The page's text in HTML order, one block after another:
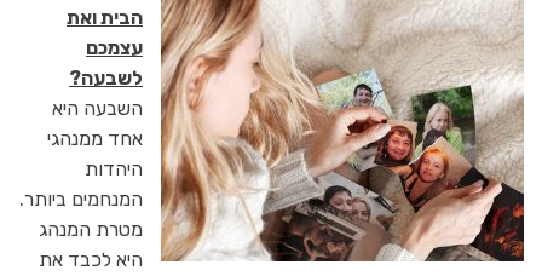
הבית ואת
עצמכם
לשבעה?
השבעה היא
אחד ממנהגי
היהדות
המנחמים ביותר.
מטרת המנהג
היא לכבד את